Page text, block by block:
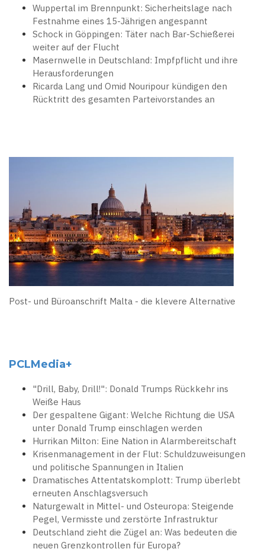
Wuppertal im Brennpunkt: Sicherheitslage nach
Festnahme eines 15-Jährigen angespannt
Schock in Göppingen: Täter nach Bar-Schießerei
weiter auf der Flucht
Masernwelle in Deutschland: Impfpflicht und ihre
Herausforderungen
Ricarda Lang und Omid Nouripour kündigen den
Rücktritt des gesamten Parteivorstandes an
Post- und Büroanschrift Malta - die klevere Alternative
PCLMedia+
"Drill, Baby, Drill!": Donald Trumps Rückkehr ins
Weiße Haus
Der gespaltene Gigant: Welche Richtung die USA
unter Donald Trump einschlagen werden
Hurrikan Milton: Eine Nation in Alarmbereitschaft
Krisenmanagement in der Flut: Schuldzuweisungen
und politische Spannungen in Italien
Dramatisches Attentatskomplott: Trump überlebt
erneuten Anschlagsversuch
Naturgewalt in Mittel- und Osteuropa: Steigende
Pegel, Vermisste und zerstörte Infrastruktur
Deutschland zieht die Zügel an: Was bedeuten die
neuen Grenzkontrollen für Europa?